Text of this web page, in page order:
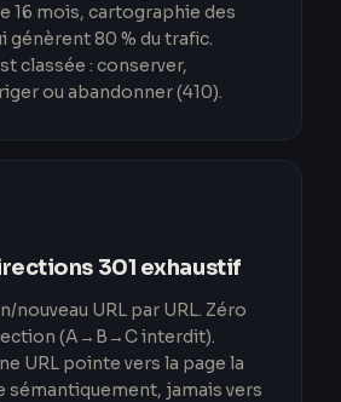
16 mois, cartographie des
génèrent 80 % du trafic.
classée : conserver,
ou abandonner (410).
301 exhaustif
nouveau URL par URL. Zéro
(A→B→C interdit).
URL pointe vers la page la
sémantiquement, jamais vers